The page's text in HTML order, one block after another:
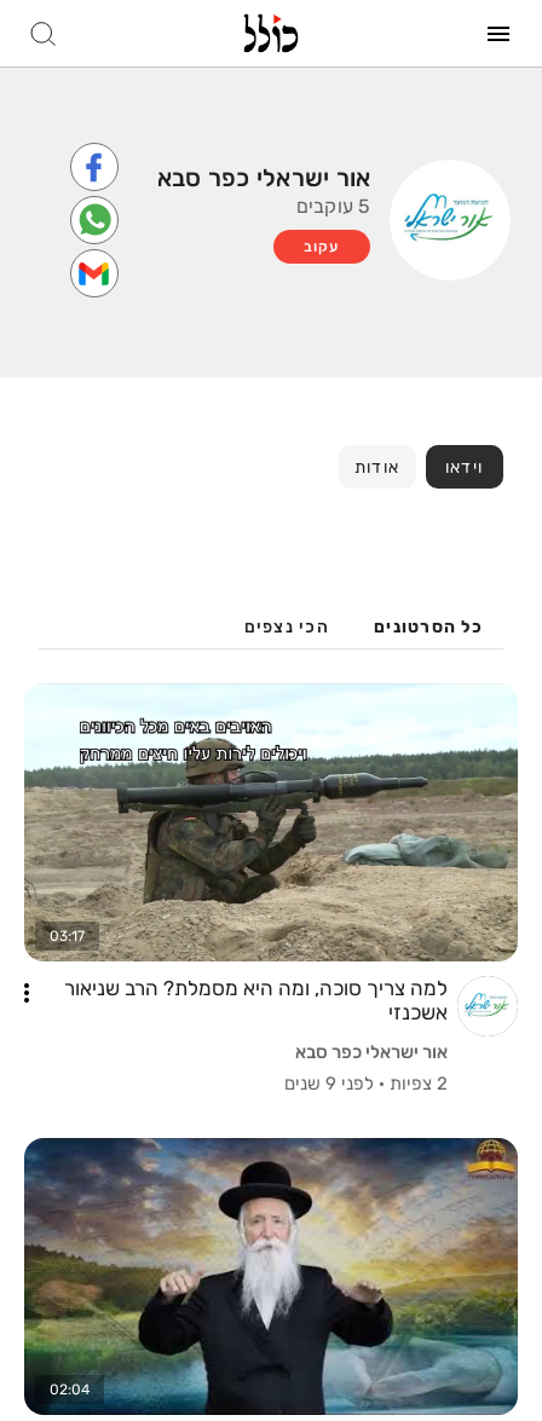
אור ישראלי כפר סבא
5 עוקבים
עקוב
וידאו אודות
כל הסרטונים הכי נצפים
03:17
למה צריך סוכה, ומה היא מסמלת? הרב שניאור
אשכנזי
אור ישראלי כפר סבא
2 צפיות
· לפני 9 שנים
02:04